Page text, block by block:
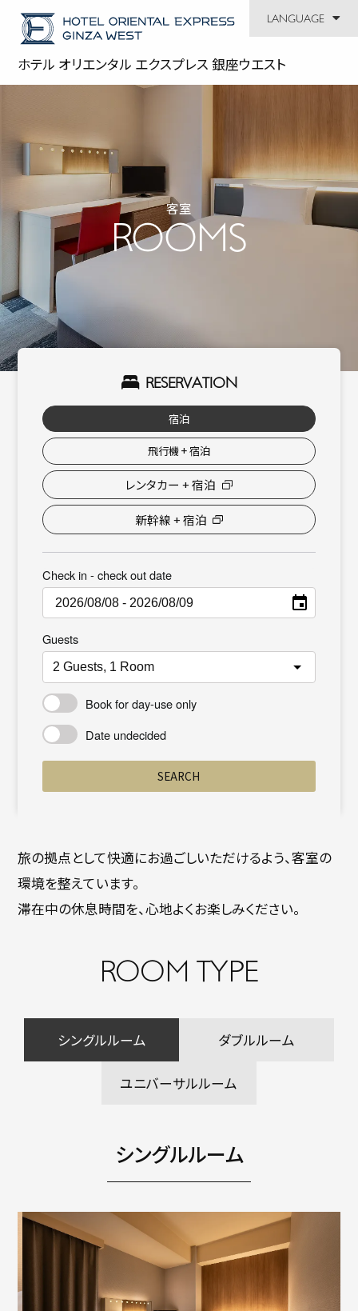
ホテル オリエンタル エクスプレス 銀座ウエスト
客室
ROOMS
ご
予
約
RESERVATION
宿泊
飛行機 + 宿泊
レンタカー + 宿泊
新幹線 + 宿泊
Check in - check out date
Guests
SEARCH
Book for day-use only
Date undecided
旅の拠点として快適にお過ごしいただけるよう、客室の
環境を整えています。
滞在中の休息時間を、心地よくお楽しみください。
ROOM TYPE
シングルルーム ダブルルーム
ユニバーサルルーム
シングルルーム
RESERVATION
CLOSE
ホテル オリエンタル エクスプレス 銀座ウエスト
客室
ROOMS
BREAKFAST&CAFE
FACILITIES
SIGHTSEEING
アクセス
ACCESS
NEWS
よくあるご質問
お問い合わせ
CONTACT
WEBアクセシビリティ方針
宿泊約款
ホテル概要
プライバシーポリシー
採用情報
未成年者宿泊同意書
オリエンタルマーケット
LANGUAGE